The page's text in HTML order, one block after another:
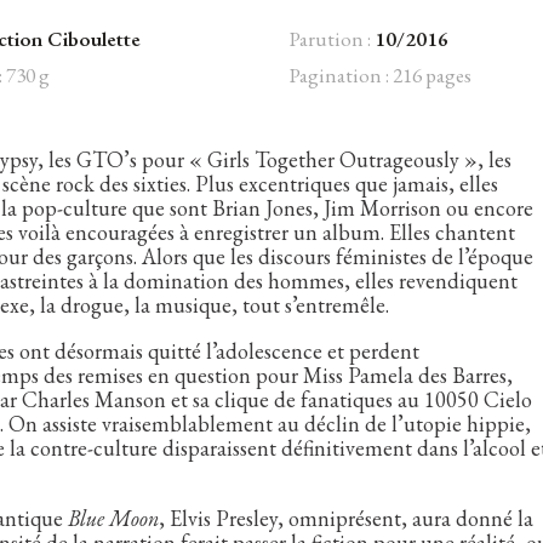
Ciboulette Parution : 10/2016
730 g
Pagination : 216 pages
les GTO’s pour « Girls Together Outrageously », les
rock des sixties. Plus excentriques que jamais, elles
pop-culture que sont Brian Jones, Jim Morrison ou encore
voilà encouragées à enregistrer un album. Elles chantent
des garçons. Alors que les discours féministes de l’époque
à la domination des hommes, elles revendiquent
la drogue, la musique, tout s’entremêle.
ont désormais quitté l’adolescence et perdent
des remises en question pour Miss Pamela des Barres,
Charles Manson et sa clique de fanatiques au 10050 Cielo
assiste vraisemblablement au déclin de l’utopie hippie,
la contre-culture disparaissent définitivement dans l’alcool
Blue Moon, Elvis Presley, omniprésent, aura donné la